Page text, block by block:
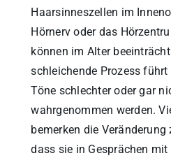
Haarsinneszellen im
Hörnerv oder das
können im Alter
schleichende Prozess
Töne schlechter oder gar
wahrgenommen werden.
bemerken die
dass sie in Gesprächen mit